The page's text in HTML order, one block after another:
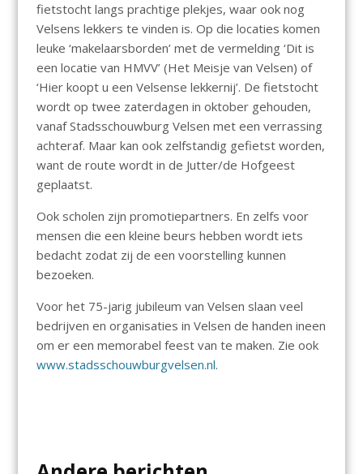
fietstocht langs prachtige plekjes, waar ook nog
Velsens lekkers te vinden is. Op die locaties komen
leuke ‘makelaarsborden’ met de vermelding ‘Dit is
een locatie van HMVV’ (Het Meisje van Velsen) of
‘Hier koopt u een Velsense lekkernij’. De fietstocht
wordt op twee zaterdagen in oktober gehouden,
vanaf Stadsschouwburg Velsen met een verrassing
achteraf. Maar kan ook zelfstandig gefietst worden,
want de route wordt in de Jutter/de Hofgeest
geplaatst.
Ook scholen zijn promotiepartners. En zelfs voor
mensen die een kleine beurs hebben wordt iets
bedacht zodat zij de een voorstelling kunnen
bezoeken.
Voor het 75-jarig jubileum van Velsen slaan veel
bedrijven en organisaties in Velsen de handen ineen
om er een memorabel feest van te maken. Zie ook
www.stadsschouwburgvelsen.nl.